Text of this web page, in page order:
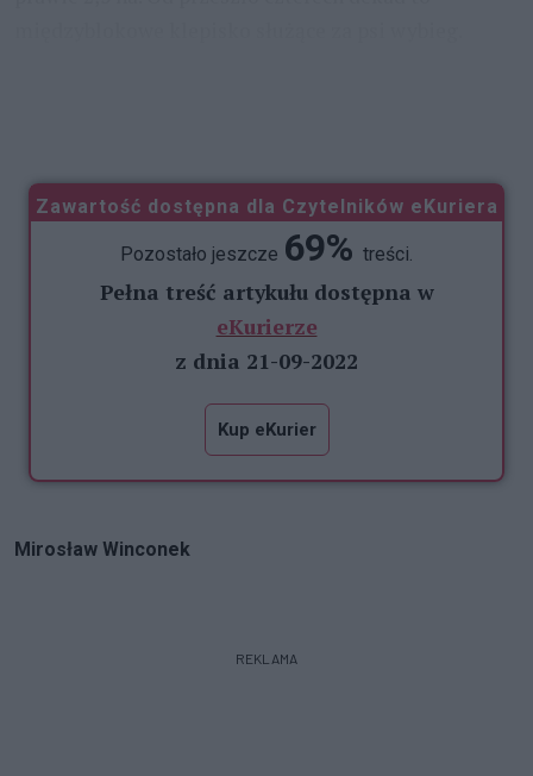
Zawartość dostępna dla Czytelników eKuriera
Pozostało jeszcze 69% treści.
Pełna treść artykułu dostępna w
eKurierze
z dnia 21-09-2022
Kup eKurier
Mirosław Winconek
REKLAMA